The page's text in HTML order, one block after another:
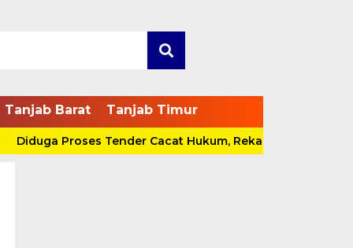
Tanjab Barat Tanjab Timur
Proses Tender Cacat Hukum, Rekanan Bakal